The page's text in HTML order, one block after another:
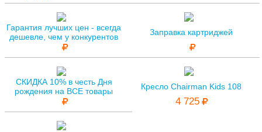
Гарантия лучших цен - всегда
дешевле, чем у конкурентов
Заправка картриджей
СКИДКА 10% в честь Дня
рождения на ВСЕ товары
Кресло Chairman Kids 108
4 725